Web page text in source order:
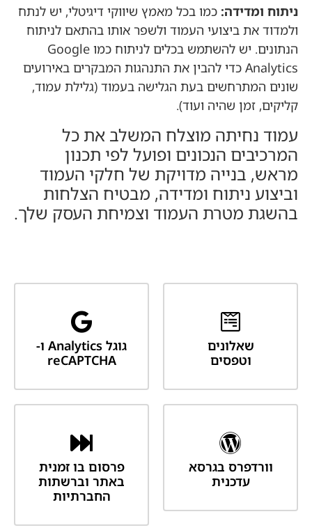
ניתוח ומדידה: כמו בכל מאמץ שיווקי דיגיטלי, יש לנתח
ולמדוד את ביצועי העמוד ולשפר אותו בהתאם לניתוח
הנתונים. יש להשתמש בכלים לניתוח כמו Google
Analytics כדי להבין את התנהגות המבקרים באירועים
שונים המתרחשים בעת הגלישה בעמוד (גלילת עמוד,
קליקים, זמן שהיה ועוד).
עמוד נחיתה מוצלח המשלב את כל
המרכיבים הנכונים ופועל לפי תכנון
מראש, בנייה מדויקת של חלקי העמוד
וביצוע ניתוח ומדידה, מבטיח הצלחות
בהשגת מטרת העמוד וצמיחת העסק שלך.
שאלונים
וטפסים
גוגל Analytics ו-
reCAPTCHA
וורדפרס בגרסא
עדכנית
פרסום בו זמנית
באתר וברשתות
החברתיות